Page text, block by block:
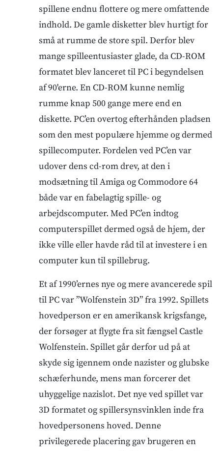
spillene endnu flottere og mere omfattende
indhold. De gamle disketter blev hurtigt for
små at rumme de store spil. Derfor blev
mange spilleentusiaster glade, da CD-ROM
formatet blev lanceret til PC i begyndelsen
af 90'erne. En CD-ROM kunne nemlig
rumme knap 500 gange mere end en
diskette. PC’en overtog efterhånden pladsen
som den mest populære hjemme og dermed
spillecomputer. Fordelen ved PC’en var
udover dens cd-rom drev, at den i
modsætning til Amiga og Commodore 64
både var en fabelagtig spille- og
arbejdscomputer. Med PC’en indtog
computerspillet dermed også de hjem, der
ikke ville eller havde råd til at investere i en
computer kun til spillebrug.
Et af 1990’ernes nye og mere avancerede spil
til PC var ”Wolfenstein 3D” fra 1992. Spillets
hovedperson er en amerikansk krigsfange,
der forsøger at flygte fra sit fængsel Castle
Wolfenstein. Spillet går derfor ud på at
skyde sig igennem onde nazister og glubske
schæferhunde, mens man forcerer det
uhyggelige nazislot. Det nye ved spillet var
3D formatet og spillersynsvinklen inde fra
hovedpersonens hoved. Denne
privilegerede placering gav brugeren en